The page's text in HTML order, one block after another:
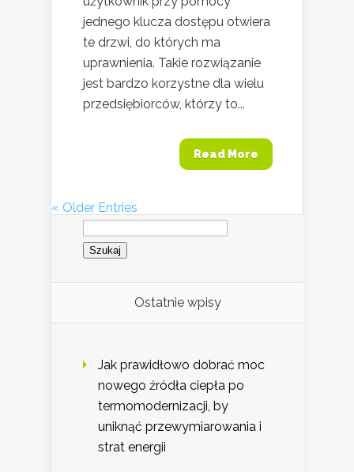
jednego klucza dostępu otwiera
te drzwi, do których ma
uprawnienia. Takie rozwiązanie
jest bardzo korzystne dla wielu
przedsiębiorców, którzy to...
Read More
« Older Entries
Szukaj:
Ostatnie wpisy
Jak prawidłowo dobrać moc
nowego źródła ciepła po
termomodernizacji, by
uniknąć przewymiarowania i
strat energii